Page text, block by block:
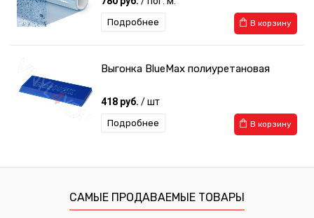
В корзину
Подробнее
Выгонка BlueMax полиуретановая
418 руб. / шт
В корзину
Подробнее
САМЫЕ ПРОДАВАЕМЫЕ ТОВАРЫ